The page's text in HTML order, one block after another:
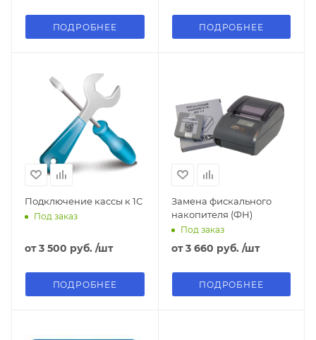
ПОДРОБНЕЕ ПОДРОБНЕЕ
Подключение кассы к 1С
Под заказ
от3 500 руб. /шт
ПОДРОБНЕЕ
Замена фискального
накопителя (ФН)
Под заказ
от3 660 руб. /шт
ПОДРОБНЕЕ